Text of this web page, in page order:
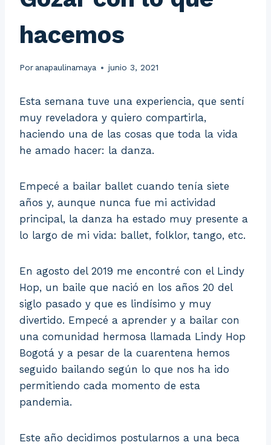
hacemos
Por anapaulinamaya junio 3, 2021
Esta semana tuve una experiencia, que sentí
muy reveladora y quiero compartirla,
haciendo una de las cosas que toda la vida
he amado hacer: la danza.
Empecé a bailar ballet cuando tenía siete
años y, aunque nunca fue mi actividad
principal, la danza ha estado muy presente a
lo largo de mi vida: ballet, folklor, tango, etc.
En agosto del 2019 me encontré con el Lindy
Hop, un baile que nació en los años 20 del
siglo pasado y que es lindísimo y muy
divertido. Empecé a aprender y a bailar con
una comunidad hermosa llamada Lindy Hop
Bogotá y a pesar de la cuarentena hemos
seguido bailando según lo que nos ha ido
permitiendo cada momento de esta
pandemia.
Este año decidimos postularnos a una beca